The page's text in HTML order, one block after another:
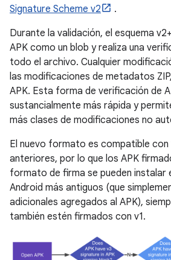
Signature Scheme v2
.
Durante la validación, el esquema
APK como un blob y realiza una
todo el archivo. Cualquier
las modificaciones de metadatos
APK. Esta forma de verificación de
sustancialmente más rápida y
más clases de modificaciones no
El nuevo formato es compatible con
anteriores, por lo que los APK
formato de firma se pueden instalar
Android más antiguos (que
adicionales agregados al APK),
también estén firmados con v1.